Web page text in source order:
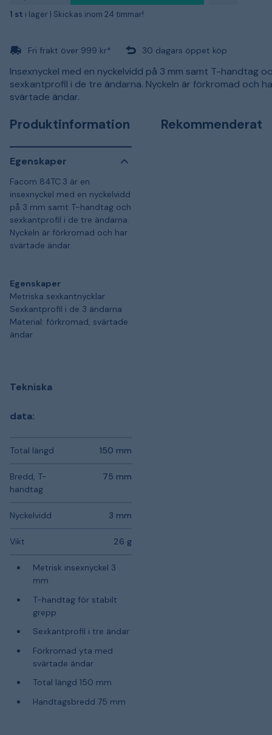
1 st i lager | Skickas inom 24 timmar!
Fri frakt över 999 kr* 30 dagars öppet köp
Insexnyckel med en nyckelvidd på 3 mm samt T-handtag
sexkantprofil i de tre ändarna. Nyckeln är förkromad och
svärtade ändar.
Produktinformation
Egenskaper
Facom 84TC.3 är en
insexnyckel med en nyckelvidd
på 3 mm samt T-handtag och
sexkantprofil i de tre ändarna.
Nyckeln är förkromad och har
svärtade ändar.
Egenskaper
Metriska sexkantnycklar
Sexkantprofil i de 3 ändarna
Material: förkromad, svärtade
ändar
Tekniska
data:
Total längd 150 mm
Bredd, T-
handtag
75 mm
Nyckelvidd 3 mm
Vikt 26 g
Metrisk insexnyckel 3
mm
T-handtag för stabilt
grepp
Sexkantprofil i tre ändar
Förkromad yta med
svärtade ändar
Total längd 150 mm
Handtagsbredd 75 mm
Rekommenderat